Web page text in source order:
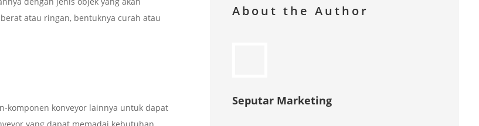
atau ringan, bentuknya curah atau
komponen konveyor lainnya untuk dapat
About the Author
Seputar Marketing